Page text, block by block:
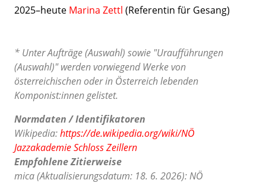
2025–heute Marina Zettl (Referentin für Gesang)
* Unter Aufträge (Auswahl) sowie "Uraufführungen
(Auswahl)" werden vorwiegend Werke von
österreichischen oder in Österreich lebenden
Komponist:innen gelistet.
Normdaten / Identifikatoren
Wikipedia:https://de.wikipedia.org/wiki/NÖ
Jazzakademie Schloss Zeillern
Empfohlene Zitierweise
mica (Aktualisierungsdatum: 18. 6. 2026): NÖ